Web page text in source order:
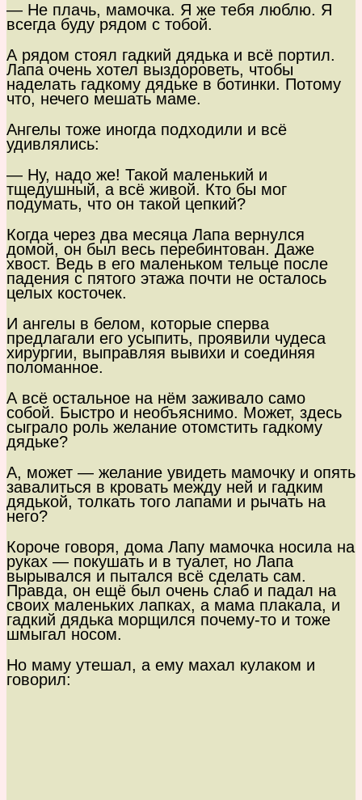
— Не плачь, мамочка. Я же тебя люблю. Я
всегда буду рядом с тобой.
А рядом стоял гадкий дядька и всё портил.
Лапа очень хотел выздороветь, чтобы
наделать гадкому дядьке в ботинки. Потому
что, нечего мешать маме.
Ангелы тоже иногда подходили и всё
удивлялись:
— Ну, надо же! Такой маленький и
тщедушный, а всё живой. Кто бы мог
подумать, что он такой цепкий?
Когда через два месяца Лапа вернулся
домой, он был весь перебинтован. Даже
хвост. Ведь в его маленьком тельце после
падения с пятого этажа почти не осталось
целых косточек.
И ангелы в белом, которые сперва
предлагали его усыпить, проявили чудеса
хирургии, выправляя вывихи и соединяя
поломанное.
А всё остальное на нём заживало само
собой. Быстро и необъяснимо. Может, здесь
сыграло роль желание отомстить гадкому
дядьке?
А, может — желание увидеть мамочку и опять
завалиться в кровать между ней и гадким
дядькой, толкать того лапами и рычать на
него?
Короче говоря, дома Лапу мамочка носила на
руках — покушать и в туалет, но Лапа
вырывался и пытался всё сделать сам.
Правда, он ещё был очень слаб и падал на
своих маленьких лапках, а мама плакала, и
гадкий дядька морщился почему-то и тоже
шмыгал носом.
Но маму утешал, а ему махал кулаком и
говорил: